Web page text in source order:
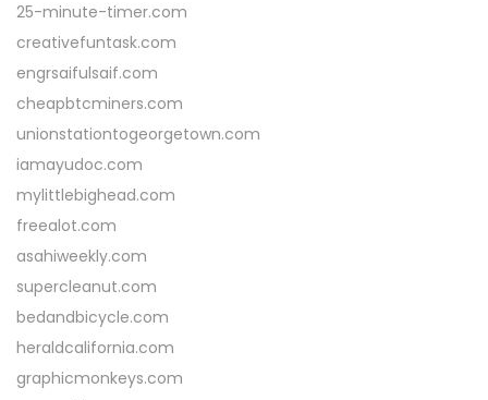
25-minute-timer.com
creativefuntask.com
engrsaifulsaif.com
cheapbtcminers.com
unionstationtogeorgetown.com
iamayudoc.com
mylittlebighead.com
freealot.com
asahiweekly.com
supercleanut.com
bedandbicycle.com
heraldcalifornia.com
graphicmonkeys.com